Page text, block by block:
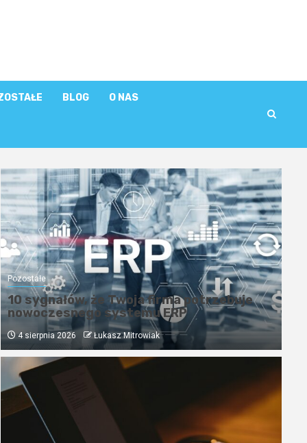
BLOG O NAS
Pozostałe
10 sygnałów, że Twoja firma potrzebuje
nowoczesnego systemu ERP
4 sierpnia 2026 Łukasz Mitrowiak